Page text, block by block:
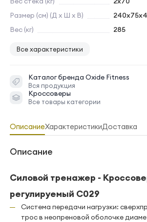
Размер (см) (Д х Ш х В)
Вес (кг)
285
Все характеристики
Каталог бренда Oxide Fitness
Вся продукция
Кроссоверы
Все товары категории
ОписаниеХарактеристикиДоставка
Описание
Силовой тренажер -
регулируемый С029
Система передачи нагрузки:
трос в неопреновой оболочке